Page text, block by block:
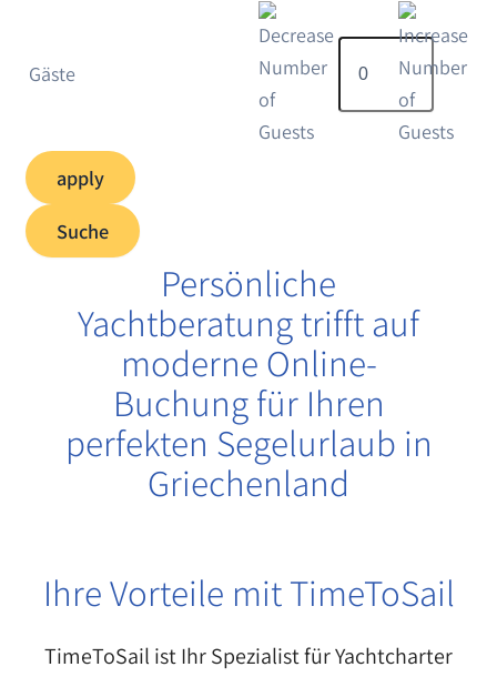
Gäste
apply
Suche
Persönliche
Yachtberatung trifft auf
moderne Online-
Buchung für Ihren
perfekten Segelurlaub in
Griechenland
Ihre Vorteile mit TimeToSail
TimeToSail ist Ihr Spezialist für Yachtcharter